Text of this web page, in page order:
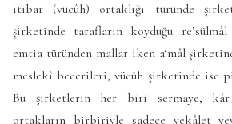
itibar (vücûh) ortaklığı türünde
şirketinde tarafların koyduğu
emtia türünden mallar iken a‘mâl
meslekî becerileri, vücûh şirketinde ise
Bu şirketlerin her biri sermaye, kâr
ortakların birbiriyle sadece vekâlet